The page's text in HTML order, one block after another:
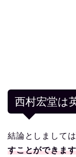
西村宏堂は
結論としましては
すことができま